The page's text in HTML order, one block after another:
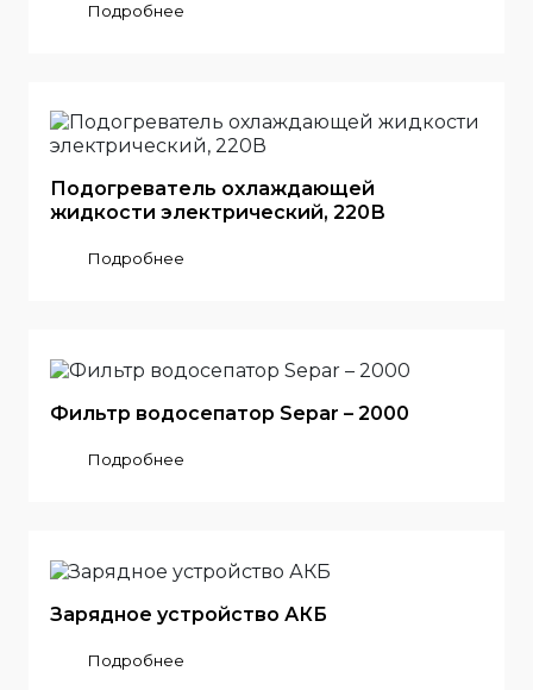
Подробнее
Подогреватель охлаждающей
жидкости электрический, 220В
Подробнее
Фильтр водосепатор Separ – 2000
Подробнее
Зарядное устройство АКБ
Подробнее